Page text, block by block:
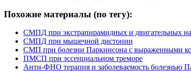
Похожие материалы (по тегу):
СМПД при экстрапирамидных и двигательных
СМПД при мышечной дистонии
СМП при болезни Паркинсона с выраженными
ПМСП при эссенциальном треморе
Анти-ФНО терапия и заболеваемость болезнью